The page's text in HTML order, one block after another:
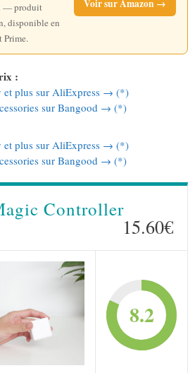
— produit
disponible en
Prime.
Voir sur Amazon →
:
et plus sur AliExpress → (*)
sur Bangood → (*)
et plus sur AliExpress → (*)
sur Bangood → (*)
Controller
15.60€
8.2